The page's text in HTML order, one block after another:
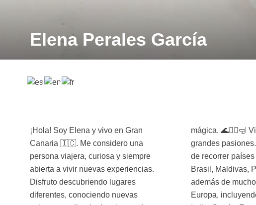
Elena Perales García
¡Hola! Soy Elena y vivo en Gran
Canaria 🇮🇨. Me considero una
persona viajera, curiosa y siempre
abierta a vivir nuevas experiencias.
Disfruto descubriendo lugares
diferentes, conociendo nuevas
mágica. 🌊🏄‍♀️🤿 Viajar es una de mis
grandes pasiones. He tenido la suerte
de recorrer países tan increíbles como
Brasil, Maldivas, Panamá y Tailandia,
además de muchos rincones de
Europa, incluyendo los Balcanes,